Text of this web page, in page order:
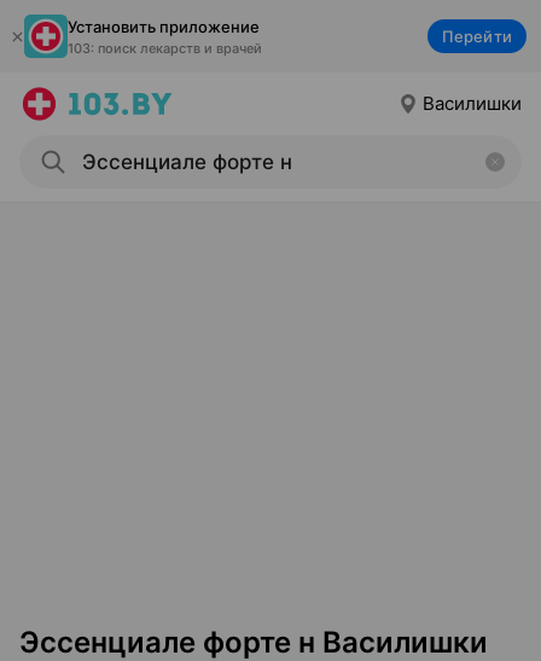
Установить приложение
103: поиск лекарств и врачей
Перейти
Василишки
Эссенциале форте н Василишки